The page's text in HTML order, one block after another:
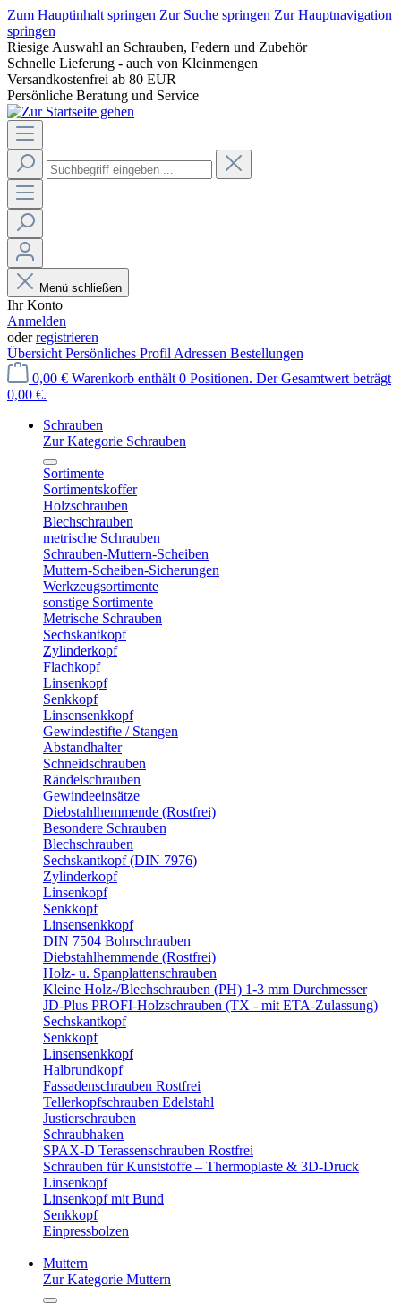
Zum Hauptinhalt springen Zur Suche springen Zur Hauptnavigation
springen
Riesige Auswahl an Schrauben, Federn und Zubehör
Schnelle Lieferung - auch von Kleinmengen
Versandkostenfrei ab 80 EUR
Persönliche Beratung und Service
Menü schließen
Ihr Konto
Anmelden
oderregistrieren
Übersicht Persönliches Profil Adressen Bestellungen
0,00 € Warenkorb enthält 0 Positionen. Der Gesamtwert beträgt
0,00 €.
Schrauben
Zur Kategorie Schrauben
Sortimente
Sortimentskoffer
Holzschrauben
Blechschrauben
metrische Schrauben
Schrauben-Muttern-Scheiben
Muttern-Scheiben-Sicherungen
Werkzeugsortimente
sonstige Sortimente
Metrische Schrauben
Sechskantkopf
Zylinderkopf
Flachkopf
Linsenkopf
Senkkopf
Linsensenkkopf
Gewindestifte / Stangen
Abstandhalter
Schneidschrauben
Rändelschrauben
Gewindeeinsätze
Diebstahlhemmende (Rostfrei)
Besondere Schrauben
Blechschrauben
Sechskantkopf (DIN 7976)
Zylinderkopf
Linsenkopf
Senkkopf
Linsensenkkopf
DIN 7504 Bohrschrauben
Diebstahlhemmende (Rostfrei)
Holz- u. Spanplattenschrauben
Kleine Holz-/Blechschrauben (PH) 1-3 mm Durchmesser
JD-Plus PROFI-Holzschrauben (TX - mit ETA-Zulassung)
Sechskantkopf
Senkkopf
Linsensenkkopf
Halbrundkopf
Fassadenschrauben Rostfrei
Tellerkopfschrauben Edelstahl
Justierschrauben
Schraubhaken
SPAX-D Terassenschrauben Rostfrei
Schrauben für Kunststoffe – Thermoplaste & 3D-Druck
Linsenkopf
Linsenkopf mit Bund
Senkkopf
Einpressbolzen
Muttern
Zur Kategorie Muttern